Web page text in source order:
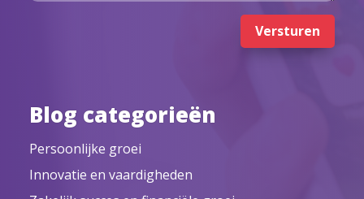
Versturen
Blog categorieën
Persoonlijke groei
Innovatie en vaardigheden